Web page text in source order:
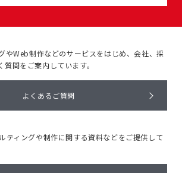
やWeb制作などのサービスをはじめ、会社、採
問をご案内しています。
よくあるご質問
ティングや制作に関する資料などをご提供して